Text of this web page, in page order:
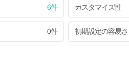
6件 カスタマイズ性
0件 初期設定の容易さ